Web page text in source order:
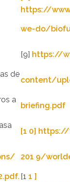
https://
we-do/
[9] https://
de
content/
a
briefing.pdf
[1 0]
201 9/
[11 ]